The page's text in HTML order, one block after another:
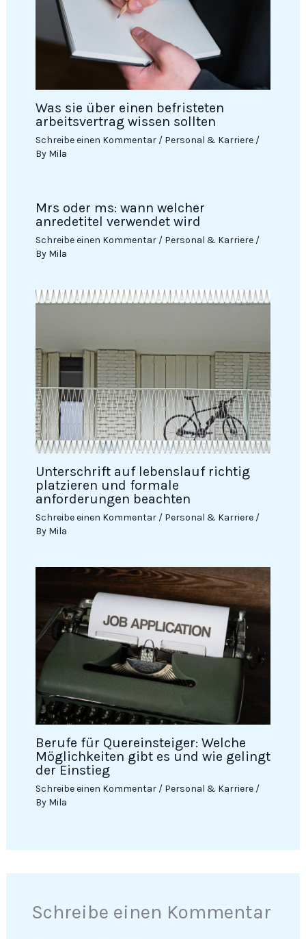
Was sie über einen befristeten
arbeitsvertrag wissen sollten
Schreibe einen Kommentar / Personal & Karriere/
By Mila
Mrs oder ms: wann welcher
anredetitel verwendet wird
Schreibe einen Kommentar / Personal & Karriere/
By Mila
Unterschrift auf lebenslauf richtig
platzieren und formale
anforderungen beachten
Schreibe einen Kommentar / Personal & Karriere/
By Mila
Berufe für Quereinsteiger: Welche
Möglichkeiten gibt es und wie gelingt
der Einstieg
Schreibe einen Kommentar / Personal & Karriere/
By Mila
Schreibe einen Kommentar